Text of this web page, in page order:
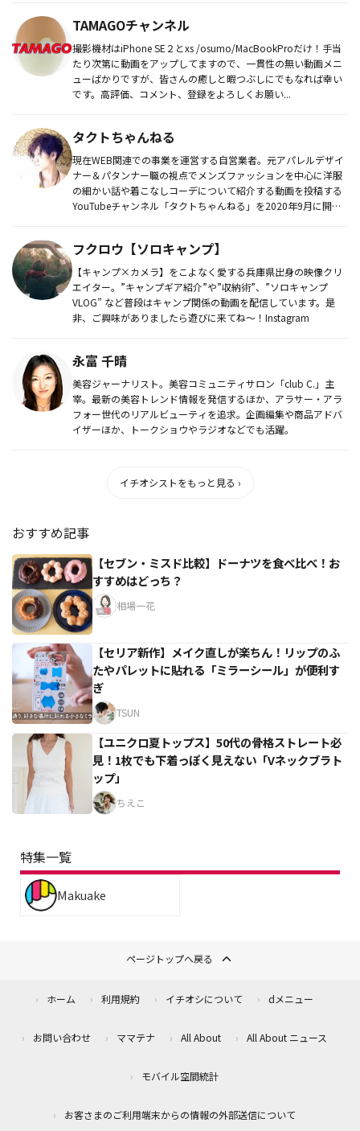
TAMAGOチャンネル
撮影機材はiPhone SE２とxs /osumo/MacBookProだけ！手当
たり次第に動画をアップしてますので、一貫性の無い動画メニ
ューばかりですが、皆さんの癒しと暇つぶしにでもなれば幸い
です。高評価、コメント、登録をよろしくお願い...
タクトちゃんねる
現在WEB関連での事業を運営する自営業者。元アパレルデザイ
ナー＆パタンナー職の視点でメンズファッションを中心に洋服
の細かい話や着こなしコーデについて紹介する動画を投稿する
YouTubeチャンネル「タクトちゃんねる」を2020年9月に開
フクロウ【ソロキャンプ】
【キャンプ×カメラ】をこよなく愛する兵庫県出身の映像クリ
エイター。”キャンプギア紹介”や”収納術”、”ソロキャンプ
VLOG” など普段はキャンプ関係の動画を配信しています。是
非、ご興味がありましたら遊びに来てね〜！Instagram
永富 千晴
美容ジャーナリスト。美容コミュニティサロン「club C.」主
宰。最新の美容トレンド情報を発信するほか、アラサー・アラ
フォー世代のリアルビューティを追求。企画編集や商品アドバ
イザーほか、トークショウやラジオなどでも活躍。
イチオシストをもっと見る ›
おすすめ記事
【セブン・ミスド比較】ドーナツを食べ比べ！お
すすめはどっち？
相場一花
【セリア新作】メイク直しが楽ちん！リップのふ
たやパレットに貼れる「ミラーシール」が便利す
ぎ
TSUN
【ユニクロ夏トップス】50代の骨格ストレート必
見！1枚でも下着っぽく見えない「Vネックブラト
ップ」
ちえこ
特集一覧
Makuake
ページトップへ戻る
ホーム 利用規約 イチオシについて dメニュー
お問い合わせ ママテナ All About All About ニュース
モバイル空間統計
お客さまのご利用端末からの情報の外部送信について